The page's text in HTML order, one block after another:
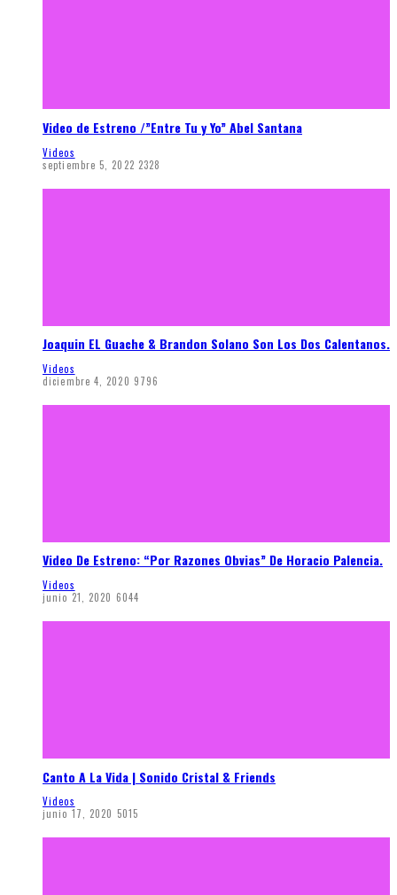
Video de Estreno /”Entre Tu y Yo” Abel Santana
Videos
septiembre 5, 2022 2328
Joaquin EL Guache & Brandon Solano Son Los Dos Calentanos.
Videos
diciembre 4, 2020 9796
Video De Estreno: “Por Razones Obvias” De Horacio Palencia.
Videos
junio 21, 2020 6044
Canto A La Vida | Sonido Cristal & Friends
Videos
junio 17, 2020 5015